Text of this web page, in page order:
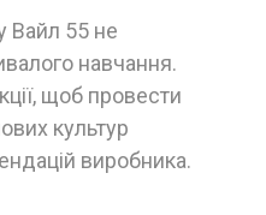
Вайл 55 не
навчання.
щоб провести
культур
виробника.